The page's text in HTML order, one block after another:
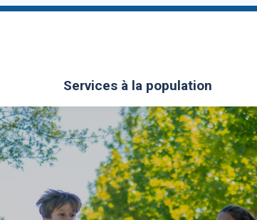
menuServices à la population
Ouvrir/Fermer le sous-menu